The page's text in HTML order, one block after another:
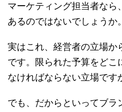
マーケティング担当者なら
あるのではないでしょうか。
実はこれ、経営者の立場か
です。限られた予算をどこ
なければならない立場です
でも、だからといってブラ